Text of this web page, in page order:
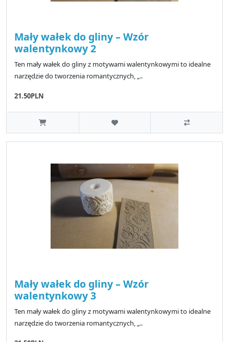
Mały wałek do gliny – Wzór
walentynkowy 2
Ten mały wałek do gliny z motywami walentynkowymi to idealne
narzędzie do tworzenia romantycznych, „..
21.50PLN
Mały wałek do gliny – Wzór
walentynkowy 3
Ten mały wałek do gliny z motywami walentynkowymi to idealne
narzędzie do tworzenia romantycznych, „..